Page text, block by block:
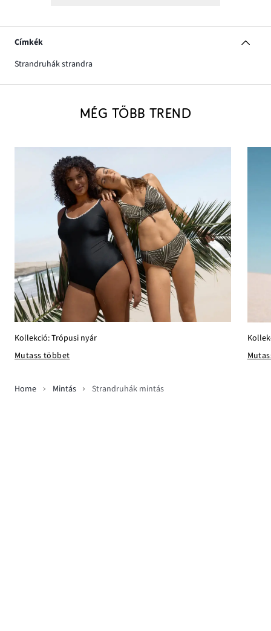
Címkék
Strandruhák strandra
MÉG TÖBB TREND
Kollekció: Trópusi nyár
Mutass többet
Home Mintás Strandruhák mintás